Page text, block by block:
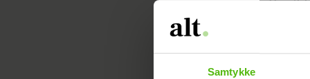
Samtykke